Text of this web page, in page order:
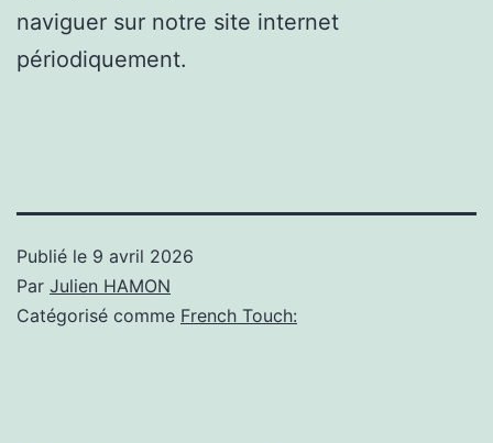
naviguer sur notre site internet
périodiquement.
Publié le 9 avril 2026
Par Julien HAMON
Catégorisé comme French Touch: